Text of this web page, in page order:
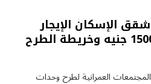
الإسكان الإيجار
2026 بإيجار يبدأ من 1500 جنيه وخريطة الطرح
العمرانية لطرح وحدات